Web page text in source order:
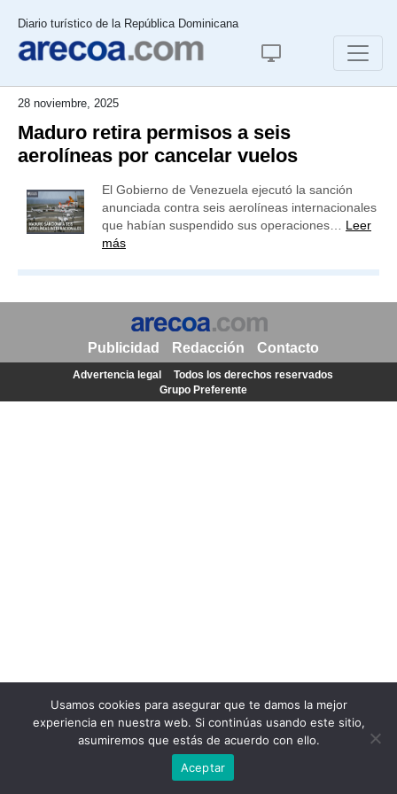
Diario turístico de la República Dominicana
28 noviembre, 2025
Maduro retira permisos a seis
aerolíneas por cancelar vuelos
El Gobierno de Venezuela ejecutó la sanción
anunciada contra seis aerolíneas internacionales
que habían suspendido sus operaciones… Leer
más
Usamos cookies para asegurar que te damos la mejor
experiencia en nuestra web. Si continúas usando este sitio,
asumiremos que estás de acuerdo con ello.
Aceptar
Publicidad Redacción Contacto
Advertencia legal
Todos los derechos reservados
Grupo Preferente